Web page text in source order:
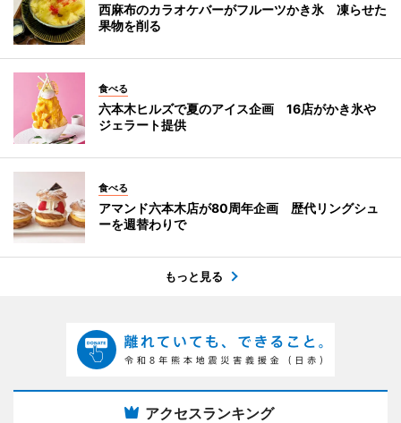
西麻布のカラオケバーがフルーツかき氷 凍らせた
果物を削る
食べる
六本木ヒルズで夏のアイス企画 16店がかき氷や
ジェラート提供
食べる
アマンド六本木店が80周年企画 歴代リングシュ
ーを週替わりで
もっと見る
アクセスランキング